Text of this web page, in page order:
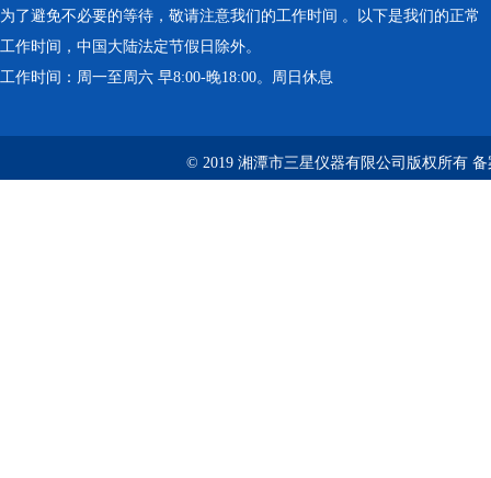
为了避免不必要的等待，敬请注意我们的工作时间 。以下是我们的正常
工作时间，中国大陆法定节假日除外。
工作时间：周一至周六 早8:00-晚18:00。周日休息
© 2019 湘潭市三星仪器有限公司版权所有 备